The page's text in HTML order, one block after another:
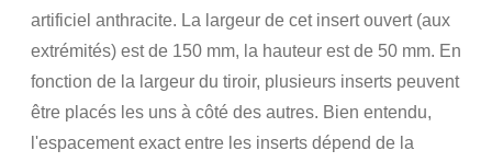
artificiel anthracite. La largeur de cet insert ouvert (aux
extrémités) est de 150 mm, la hauteur est de 50 mm. En
fonction de la largeur du tiroir, plusieurs inserts peuvent
être placés les uns à côté des autres. Bien entendu,
l'espacement exact entre les inserts dépend de la